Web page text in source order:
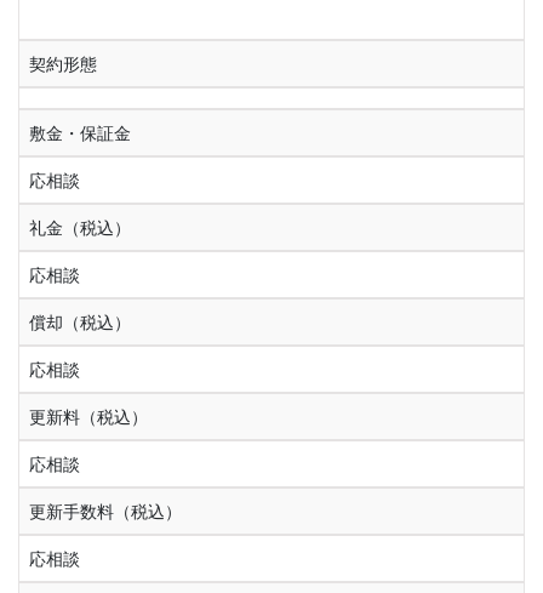
契約形態
敷金・保証金
応相談
礼金（税込）
応相談
償却（税込）
応相談
更新料（税込）
応相談
更新手数料（税込）
応相談